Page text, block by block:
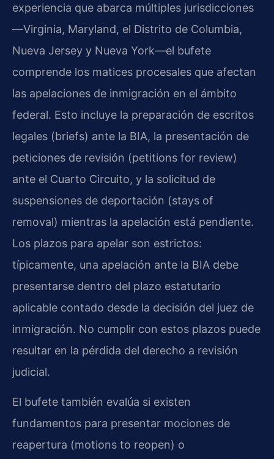
experiencia que abarca múltiples jurisdicciones
—Virginia, Maryland, el Distrito de Columbia,
Nueva Jersey y Nueva York—el bufete
comprende los matices procesales que afectan
las apelaciones de inmigración en el ámbito
federal. Esto incluye la preparación de escritos
legales (briefs) ante la BIA, la presentación de
peticiones de revisión (petitions for review)
ante el Cuarto Circuito, y la solicitud de
suspensiones de deportación (stays of
removal) mientras la apelación está pendiente.
Los plazos para apelar son estrictos:
típicamente, una apelación ante la BIA debe
presentarse dentro del plazo estatutario
aplicable contado desde la decisión del juez de
inmigración. No cumplir con estos plazos puede
resultar en la pérdida del derecho a revisión
judicial.
El bufete también evalúa si existen
fundamentos para presentar mociones de
reapertura (motions to reopen) o